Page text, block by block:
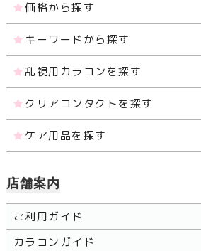
価格から探す
キーワードから探す
乱視用カラコンを探す
クリアコンタクトを探す
ケア用品を探す
店舗案内
ご利用ガイド
カラコンガイド